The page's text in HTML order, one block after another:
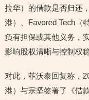
拉华）的借款是否归还
港）、Favored Tech（
负有担保或其他义务，
影响股权清晰与控制权稳
对此，菲沃泰回复称，
港）与宗坚签署了《借